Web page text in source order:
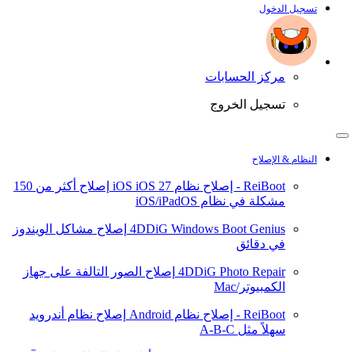
تسجيل الدخول
مركز الحسابات
تسجيل الخروج
النظام & الإصلاح
ReiBoot - إصلاح نظام iOS iOS 27
إصلاح أكثر من 150
مشكلة في نظام iOS/iPadOS
4DDiG Windows Boot Genius إصلاح مشاكل الويندوز
في دقائق
4DDiG Photo Repair إصلاح الصور التالفة على جهاز
الكمبيوتر/Mac
ReiBoot - إصلاح نظام Android
إصلاح نظام أندرويد
سهلاً مثل A-B-C